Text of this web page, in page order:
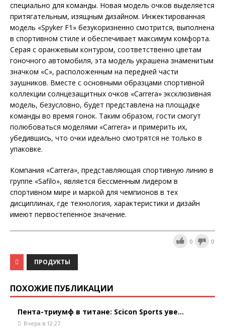
специально для команды. Новая модель очков выделяется
притягательным, изящным дизайном. Инжектированная
модель «Spyker F1» безукоризненно смотрится, выполнена
в спортивном стиле и обеспечивает максимум комфорта.
Серая с оранжевым контуром, соответственно цветам
гоночного автомобиля, эта модель украшена знаменитым
значком «С», расположенным на передней части
заушников. Вместе с основными образцами спортивной
коллекции солнцезащитных очков «Carrera» эксклюзивная
модель, безусловно, будет представлена на площадке
команды во время гонок. Таким образом, гости смогут
полюбоваться моделями «Carrera» и примерить их,
убедившись, что очки идеально смотрятся не только в
упаковке.
Компания «Carrera», представляющая спортивную линию в
группе «Safilo», является бессменным лидером в
спортивном мире и маркой для чемпионов в тех
дисциплинах, где технология, характеристики и дизайн
имеют первостепенное значение.
0 0
ПРОДУКТЫ
ПОХОЖИЕ ПУБЛИКАЦИИ
Пента-триумф в титане: Scicon Sports уве...
Вчера в 12:27